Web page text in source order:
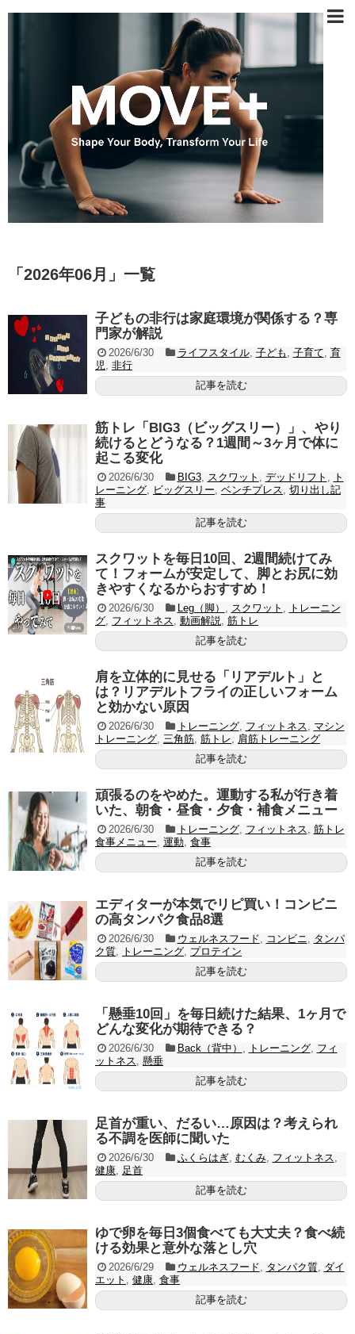
「 2026年06月 」 一覧
子どもの非行は家庭環境が関係する？専
門家が解説
2026/6/30 ライフスタイル, 子ども , 子育て, 育
児, 非行
記事を読む
筋トレ「BIG3（ビッグスリー）」、やり
続けるとどうなる？1週間～3ヶ月で体に
起こる変化
2026/6/30 BIG3, スクワット , デッドリフト , ト
レーニング, ビッグスリー, ベンチプレス, 切り出し記
事
記事を読む
スクワットを毎日10回、2週間続けてみ
て！フォームが安定して、脚とお尻に効
きやすくなるからおすすめ！
2026/6/30 Leg（脚） , スクワット , トレーニン
グ, フィットネス, 動画解説, 筋トレ
記事を読む
肩を立体的に見せる「リアデルト」と
は？リアデルトフライの正しいフォーム
と効かない原因
2026/6/30 トレーニング, フィットネス, マシン
トレーニング, 三角筋, 筋トレ, 肩筋トレーニング
記事を読む
頑張るのをやめた。運動する私が行き着
いた、朝食・昼食・夕食・補食メニュー
2026/6/30 トレーニング, フィットネス, 筋トレ
食事メニュー, 運動, 食事
記事を読む
エディターが本気でリピ買い！コンビニ
の高タンパク食品8選
2026/6/30 ウェルネスフード, コンビニ, タンパ
ク質, トレーニング, プロテイン
記事を読む
「懸垂10回」を毎日続けた結果、1ヶ月で
どんな変化が期待できる？
2026/6/30 Back（背中） , トレーニング, フィ
ットネス, 懸垂
記事を読む
足首が重い、だるい…原因は？考えられ
る不調を医師に聞いた
2026/6/30 ふくらはぎ, むくみ, フィットネス,
健康, 足首
記事を読む
ゆで卵を毎日3個食べても大丈夫？食べ続
ける効果と意外な落とし穴
2026/6/29 ウェルネスフード, タンパク質, ダイ
エット , 健康, 食事
記事を読む